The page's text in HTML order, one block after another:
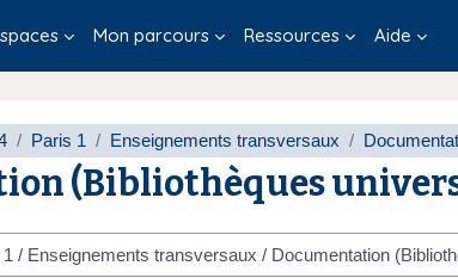
Mon parcours Ressources Aide
Paris 1 Enseignements transversaux
(Bibliothèques